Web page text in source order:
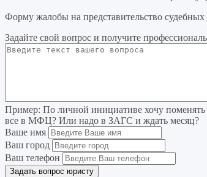
Форму жалобы на представительство
Задайте свой вопрос и получите
Пример: По личной инициативе хочу
все в МФЦ? Или надо в ЗАГС и ждать месяц?
Ваше имя
Ваш город
Ваш телефон